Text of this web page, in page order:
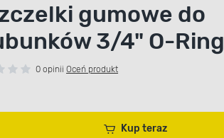
gumowe do
3/4" O-Ring
0 opinii Oceń produkt
Kup teraz